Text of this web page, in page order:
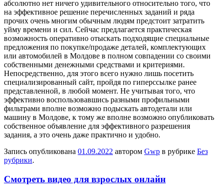
абсолютно нет ничего удивительного относительно того, что
на эффективное решение перечисленных заданий и ряда
прочих очень многим обычным людям предстоит затратить
уйму времени и сил. Сейчас предлагается практическая
возможность оперативно отыскать подходящие специальные
предложения по покупке/продаже деталей, комплектующих
или автомобилей в Молдове в полном совпадении со своими
собственными денежными средствами и критериями.
Непосредственно, для этого всего нужно лишь посетить
специализированный сайт, пройдя по гиперссылке ранее
представленной, в любой момент. Не учитывая того, что
эффективно воспользовавшись разными профильными
фильтрами вполне возможно подыскать автодетали или
машину в Молдове, к тому же вполне возможно опубликовать
собственное объявление для эффективного разрешения
задания, а это очень даже практично и удобно.
Запись опубликована 01.09.2022 автором Gwp в рубрике Без
рубрики.
Смотреть видео для взрослых онлайн